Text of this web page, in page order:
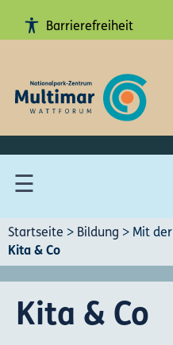
Barrierefreiheit
anschalten
Erklärung
Barrierefreiheit
Gebärdensprache
Sitemap
☰
Startseite > Bildung > Mit
Kita & Co
Kita & Co